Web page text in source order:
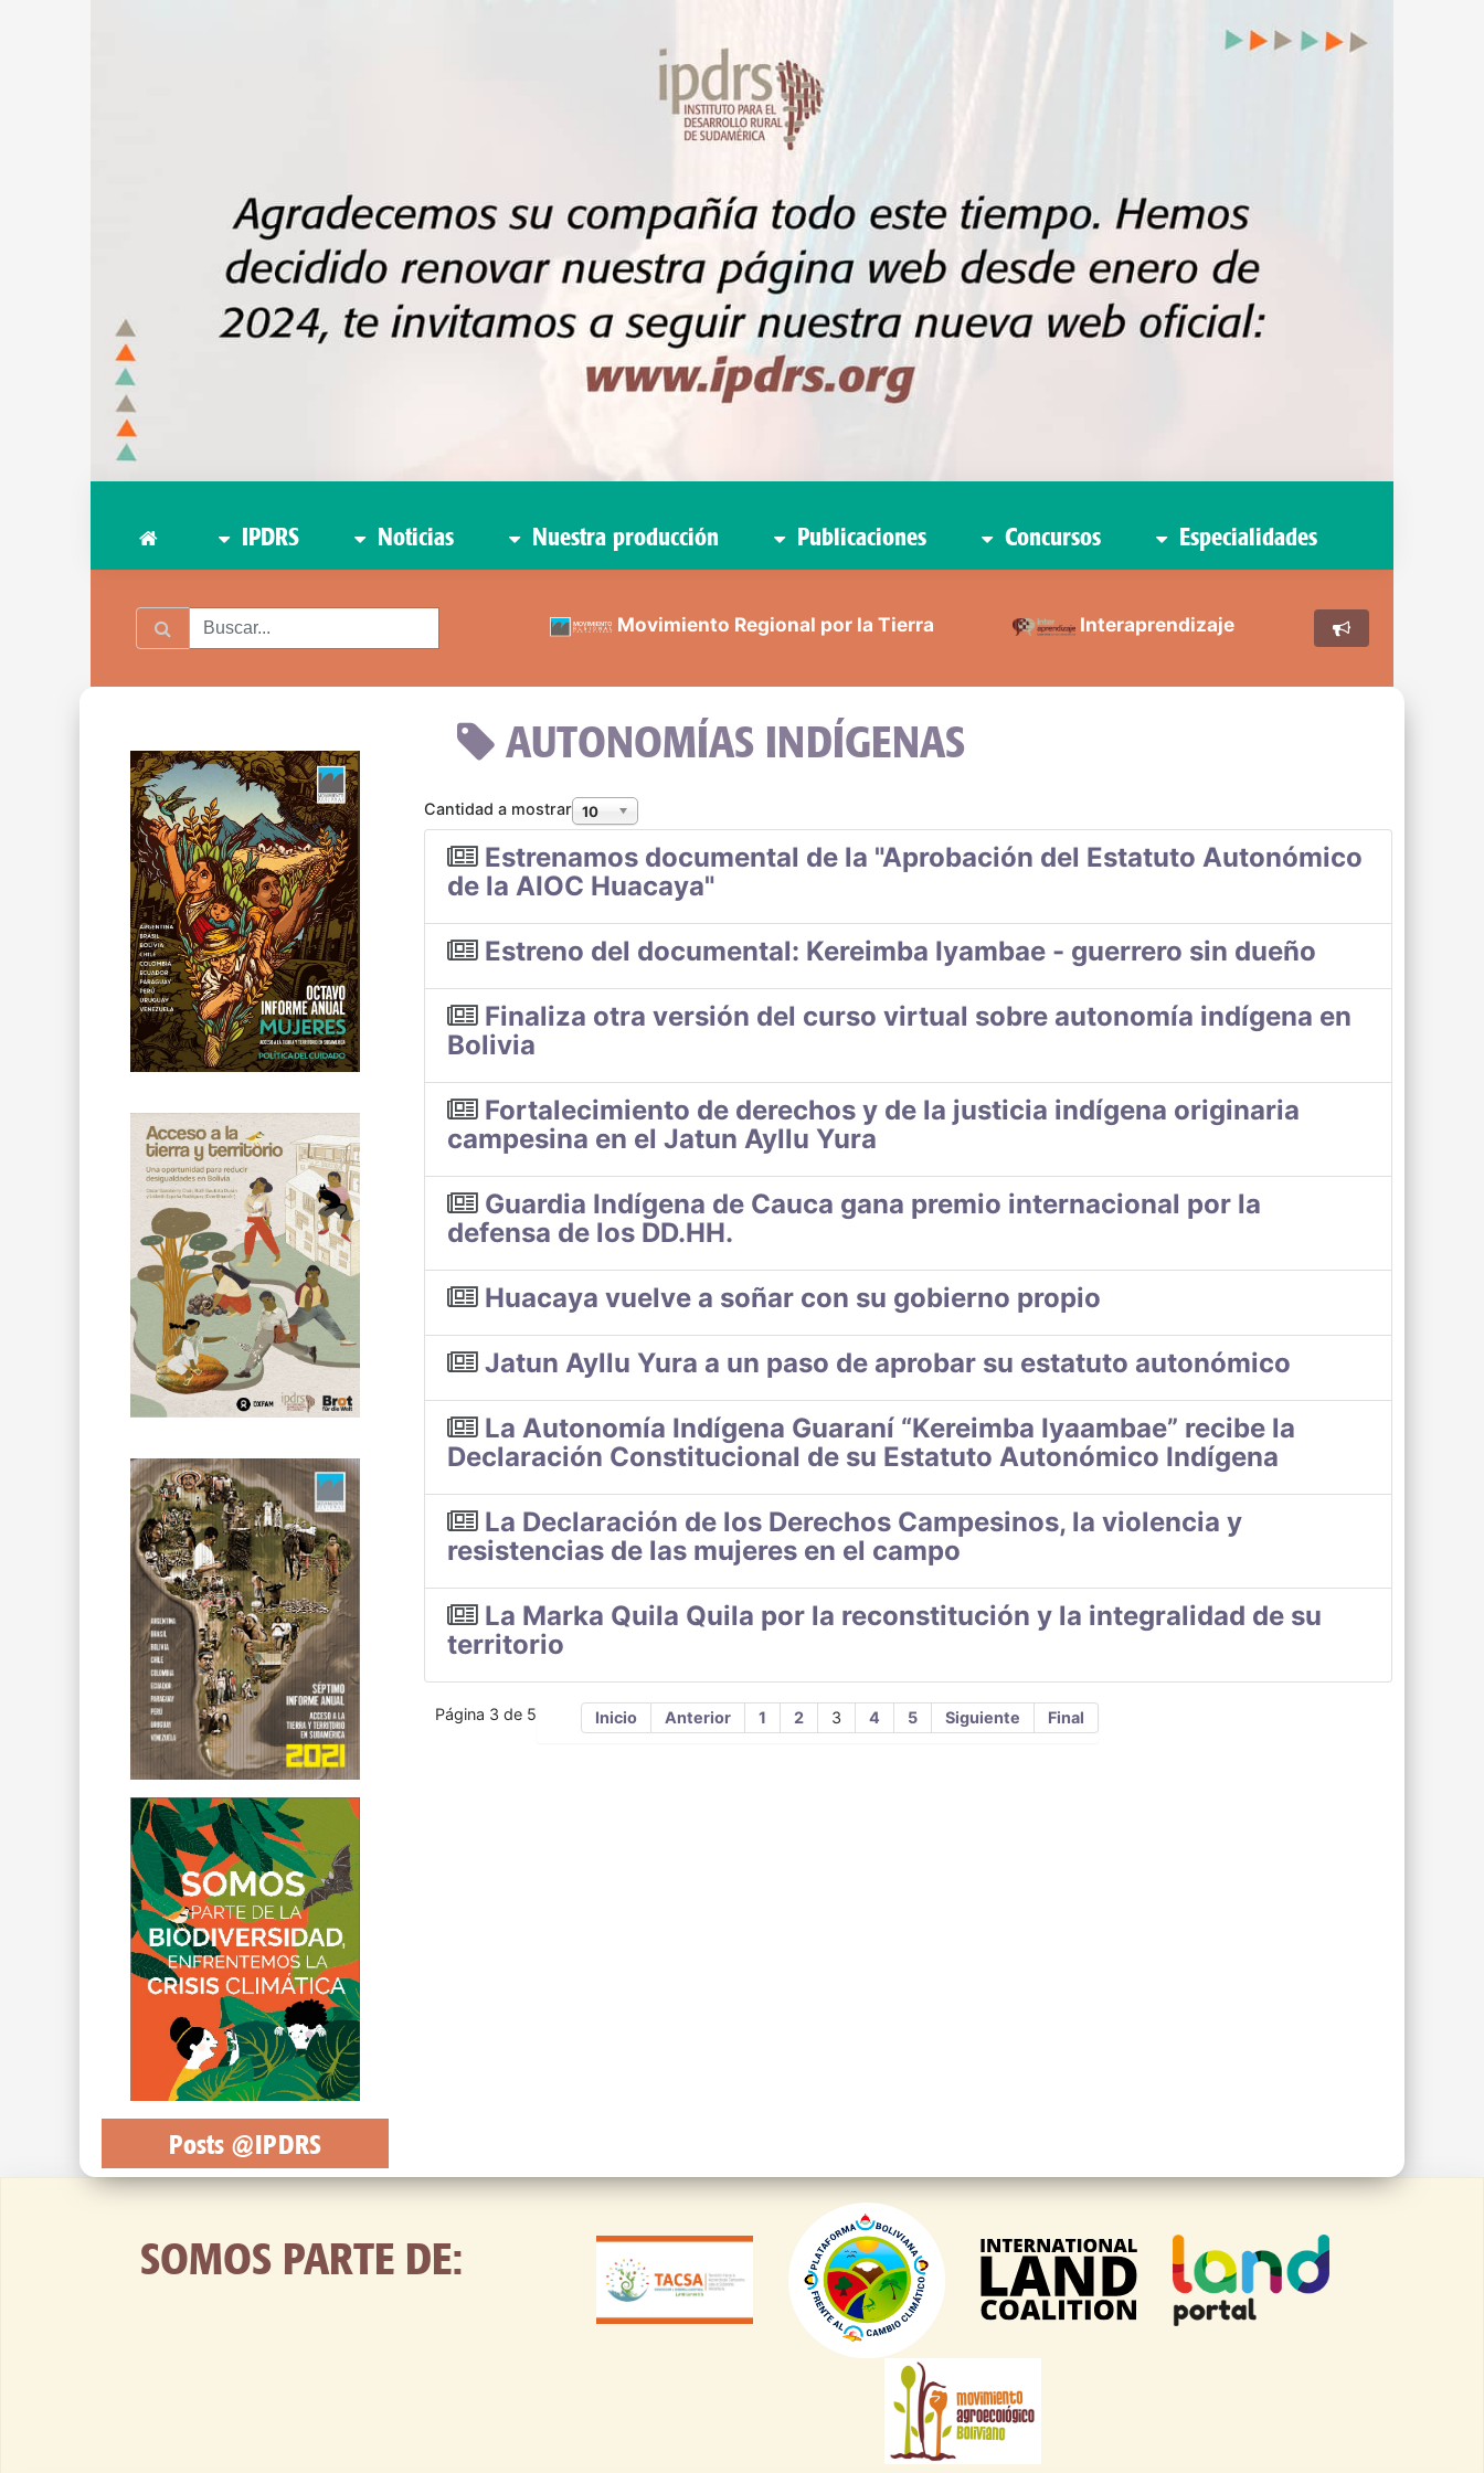
IPDRS Noticias Nuestra producción Publicaciones Concursos Especialidades
Movimiento Regional por la Tierra Interaprendizaje
Posts @IPDRS
AUTONOMÍAS INDÍGENAS
Cantidad a mostrar 10
Estrenamos documental de la "Aprobación del Estatuto Autonómico
de la AIOC Huacaya"
Estreno del documental: Kereimba Iyambae - guerrero sin dueño
Finaliza otra versión del curso virtual sobre autonomía indígena en
Bolivia
Fortalecimiento de derechos y de la justicia indígena originaria
campesina en el Jatun Ayllu Yura
Guardia Indígena de Cauca gana premio internacional por la
defensa de los DD.HH.
Huacaya vuelve a soñar con su gobierno propio
Jatun Ayllu Yura a un paso de aprobar su estatuto autonómico
La Autonomía Indígena Guaraní “Kereimba Iyaambae” recibe la
Declaración Constitucional de su Estatuto Autonómico Indígena
La Declaración de los Derechos Campesinos, la violencia y
resistencias de las mujeres en el campo
La Marka Quila Quila por la reconstitución y la integralidad de su
territorio
Página 3 de 5 Inicio Anterior 1 2 3 4 5 Siguiente Final
SOMOS PARTE DE: